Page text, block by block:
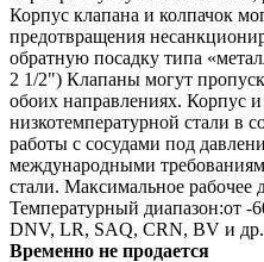
Корпус клапана и колпачок
предотвращения
обратную посадку типа
2 1/2") Клапаны могут
обоих направлениях. Корпус
низкотемпературной стали в
работы с сосудами под
международными
стали. Максимальное рабочее
Температурный диапазон:от -
DNV, LR, SAQ, CRN, BV и др.
Временно не продается